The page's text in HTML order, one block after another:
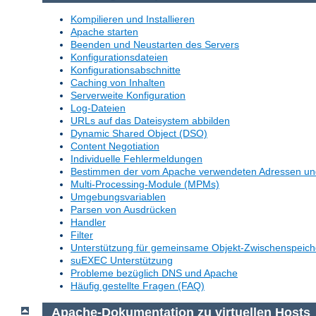
Kompilieren und Installieren
Apache starten
Beenden und Neustarten des Servers
Konfigurationsdateien
Konfigurationsabschnitte
Caching von Inhalten
Serverweite Konfiguration
Log-Dateien
URLs auf das Dateisystem abbilden
Dynamic Shared Object (DSO)
Content Negotiation
Individuelle Fehlermeldungen
Bestimmen der vom Apache verwendeten Adressen
Multi-Processing-Module (MPMs)
Umgebungsvariablen
Parsen von Ausdrücken
Handler
Filter
Unterstützung für gemeinsame Objekt-
suEXEC Unterstützung
Probleme bezüglich DNS und Apache
Häufig gestellte Fragen (FAQ)
Apache-Dokumentation zu virtuellen Hosts